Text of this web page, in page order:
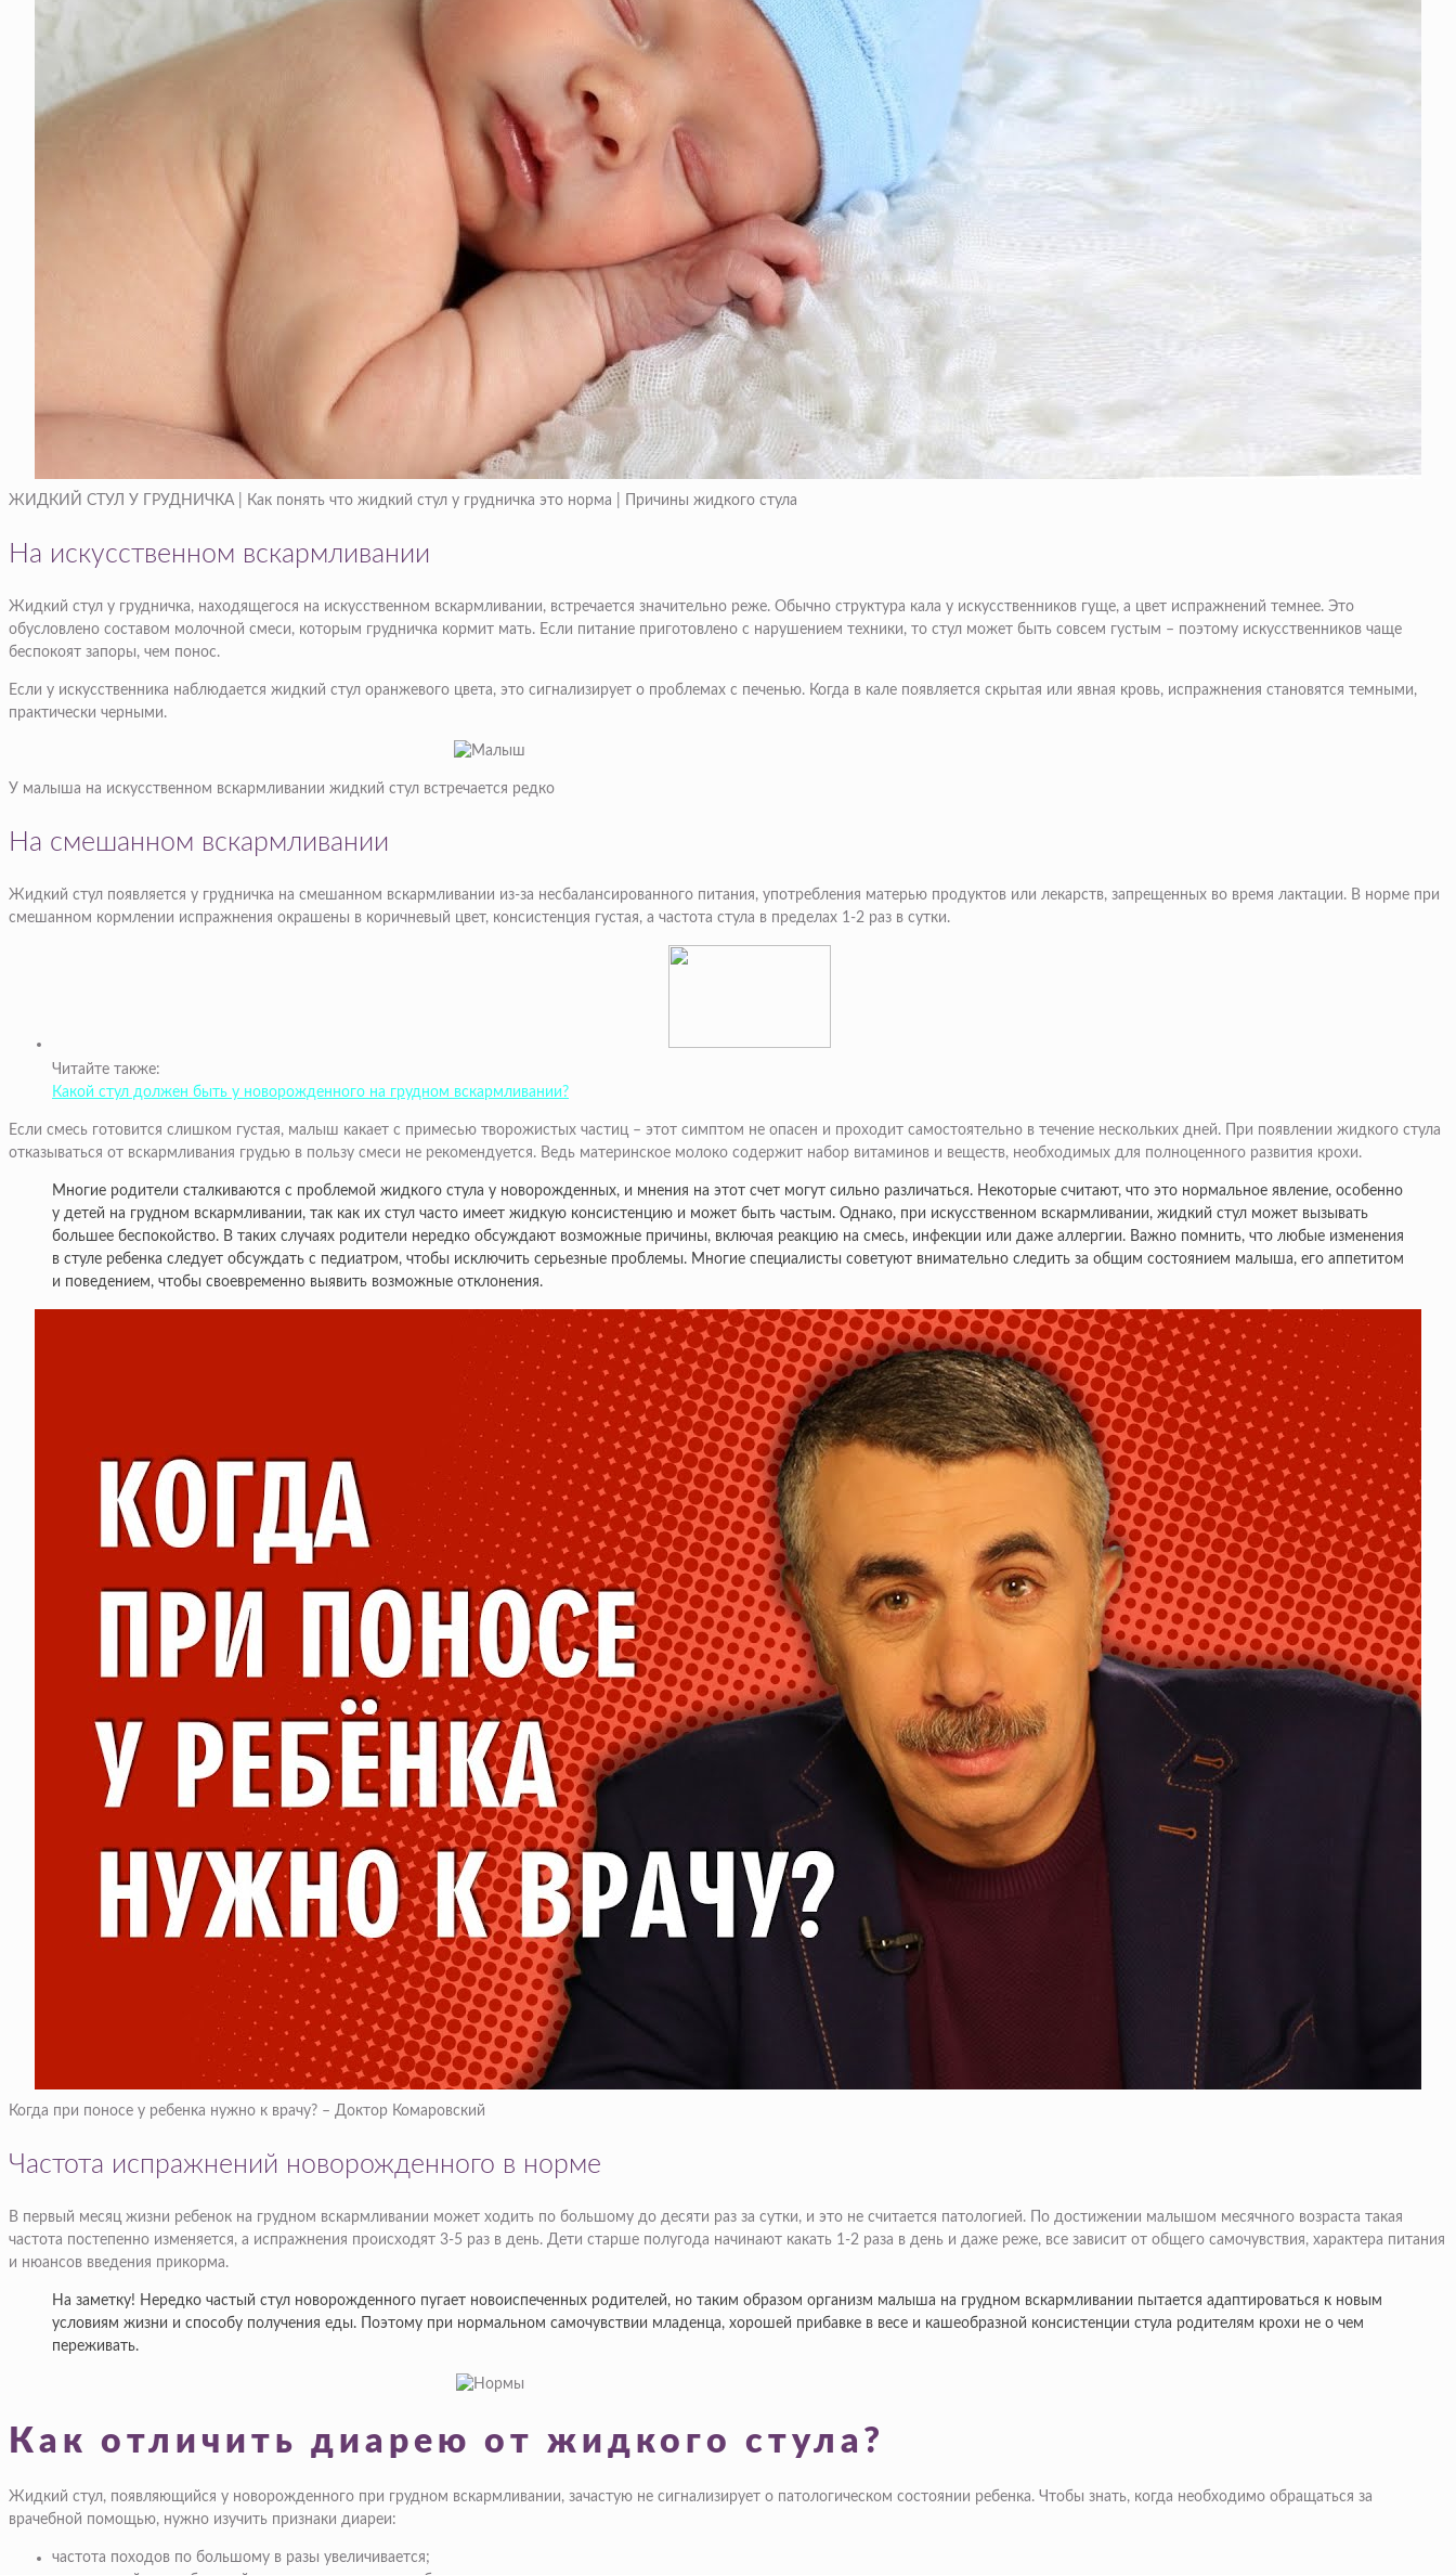
ЖИДКИЙ СТУЛ У ГРУДНИЧКА | Как понять что жидкий стул у грудничка это норма | Причины жидкого стула
На искусственном вскармливании
Жидкий стул у грудничка, находящегося на искусственном вскармливании, встречается значительно реже. Обычно структура кала у искусственников гуще, а цвет испражнений темнее. Это
обусловлено составом молочной смеси, которым грудничка кормит мать. Если питание приготовлено с нарушением техники, то стул может быть совсем густым – поэтому искусственников чаще
беспокоят запоры, чем понос.
Если у искусственника наблюдается жидкий стул оранжевого цвета, это сигнализирует о проблемах с печенью. Когда в кале появляется скрытая или явная кровь, испражнения становятся темными,
практически черными.
У малыша на искусственном вскармливании жидкий стул встречается редко
На смешанном вскармливании
Жидкий стул появляется у грудничка на смешанном вскармливании из-за несбалансированного питания, употребления матерью продуктов или лекарств, запрещенных во время лактации. В норме при
смешанном кормлении испражнения окрашены в коричневый цвет, консистенция густая, а частота стула в пределах 1-2 раз в сутки.
Читайте также:
Какой стул должен быть у новорожденного на грудном вскармливании?
Если смесь готовится слишком густая, малыш какает с примесью творожистых частиц – этот симптом не опасен и проходит самостоятельно в течение нескольких дней. При появлении жидкого стула
отказываться от вскармливания грудью в пользу смеси не рекомендуется. Ведь материнское молоко содержит набор витаминов и веществ, необходимых для полноценного развития крохи.
Многие родители сталкиваются с проблемой жидкого стула у новорожденных, и мнения на этот счет могут сильно различаться. Некоторые считают, что это нормальное явление, особенно
у детей на грудном вскармливании, так как их стул часто имеет жидкую консистенцию и может быть частым. Однако, при искусственном вскармливании, жидкий стул может вызывать
большее беспокойство. В таких случаях родители нередко обсуждают возможные причины, включая реакцию на смесь, инфекции или даже аллергии. Важно помнить, что любые изменения
в стуле ребенка следует обсуждать с педиатром, чтобы исключить серьезные проблемы. Многие специалисты советуют внимательно следить за общим состоянием малыша, его аппетитом
и поведением, чтобы своевременно выявить возможные отклонения.
Когда при поносе у ребенка нужно к врачу? – Доктор Комаровский
Частота испражнений новорожденного в норме
В первый месяц жизни ребенок на грудном вскармливании может ходить по большому до десяти раз за сутки, и это не считается патологией. По достижении малышом месячного возраста такая
частота постепенно изменяется, а испражнения происходят 3-5 раз в день. Дети старше полугода начинают какать 1-2 раза в день и даже реже, все зависит от общего самочувствия, характера питания
и нюансов введения прикорма.
На заметку! Нередко частый стул новорожденного пугает новоиспеченных родителей, но таким образом организм малыша на грудном вскармливании пытается адаптироваться к новым
условиям жизни и способу получения еды. Поэтому при нормальном самочувствии младенца, хорошей прибавке в весе и кашеобразной консистенции стула родителям крохи не о чем
переживать.
Как отличить диарею от жидкого стула?
Жидкий стул, появляющийся у новорожденного при грудном вскармливании, зачастую не сигнализирует о патологическом состоянии ребенка. Чтобы знать, когда необходимо обращаться за
врачебной помощью, нужно изучить признаки диареи:
частота походов по большому в разы увеличивается;